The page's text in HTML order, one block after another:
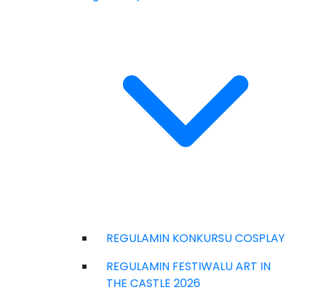
REGULAMIN KONKURSU COSPLAY
REGULAMIN FESTIWALU ART IN
THE CASTLE 2026